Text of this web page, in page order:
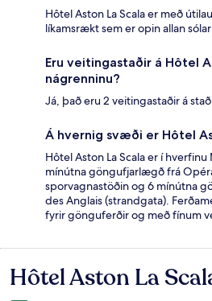
Hôtel Aston La Scala er með
líkamsrækt sem er opin allan
Eru veitingastaðir á Hôtel
nágrenninu?
Já, það eru 2 veitingastaðir á
Á hvernig svæði er Hôtel
Hôtel Aston La Scala er í
mínútna göngufjarlægð frá
sporvagnastöðin og 6 mínútna
des Anglais (strandgata).
fyrir gönguferðir og með fínum
Umsagnir
Hôtel Aston La